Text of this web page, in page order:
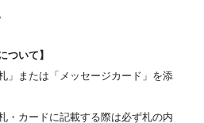
ついて】
」または「メッセージカード」を添
・カードに記載する際は必ず札の内